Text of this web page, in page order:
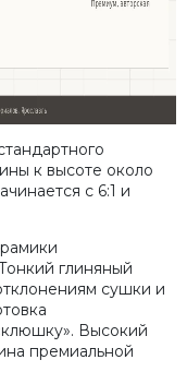
к высоте около
с 6:1 и
глиняный
сушки и
Высокий
премиальной